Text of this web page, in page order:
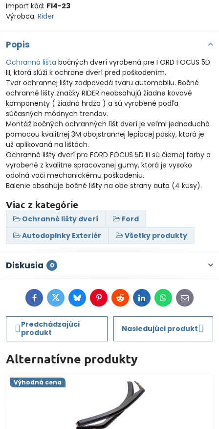
Import kód: F14-23
Výrobca: Rider
Popis
Ochranná lišta bočných dverí vyrobená pre FORD FOCUS 5D
III, ktorá slúži k ochrane dverí pred poškodením.
Tvar ochrannej lišty zodpovedá tvaru automobilu. Bočné
ochranné lišty značky RIDER neobsahujú žiadne kovové
komponenty ( žiadná hrdza ) a sú vyrobené podľa
súčasných módnych trendov.
Montáž bočných ochranných líšt dverí je veľmi jednoduchá
pomocou kvalitnej 3M obojstrannej lepiacej pásky, ktorá je
už aplikovaná na lištách.
Ochranné lišty dverí pre FORD FOCUS 5D III sú čiernej farby a
vyrobené z kvalitne spracovanej gumy, ktorá je vysoko
odolná voči mechanickému poškodeniu.
Balenie obsahuje bočné lišty na obe strany auta (4 kusy).
Viac z kategórie
Ochranné lišty dverí
Ford
Autodoplnky Exteriér
Všetky produkty
Diskusia 0
FacebookTwitterBlueskyPinterestRedditLinkedInWhatsApp
E-
mail
Predchádzajúci
produkt
Nasledujúci produkt
Alternatívne produkty
Výhodná cena